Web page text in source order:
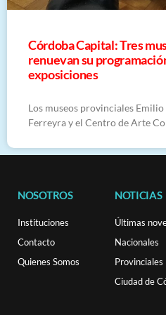
Córdoba Capital: Tres
renuevan su
exposiciones
Los museos provinciales
Ferreyra y el Centro de Arte
NOSOTROS
Instituciones
Contacto
Quienes Somos
NOTICIAS
Últimas
Nacionales
Provinciales
Ciudad de